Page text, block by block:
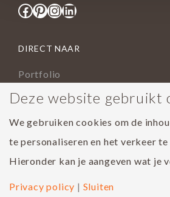
Facebook
Pinterest
Instagram
LinkedIn
DIRECT NAAR
Portfolio
Assortiment
Houtsoorten
Populairste project 2023
Deze website gebruikt
We gebruiken cookies om de
te personaliseren en het verkeer te
Hieronder kan je aangeven wat je
Privacy policy | Sluiten